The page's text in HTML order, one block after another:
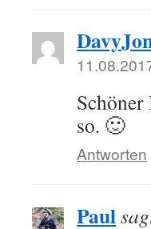
so. 🙂
Antworten
Paul